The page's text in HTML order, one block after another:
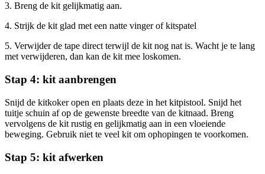
3. Breng de kit gelijkmatig aan.
4. Strijk de kit glad met een natte vinger of kitspatel
5. Verwijder de tape direct terwijl de kit nog nat is. Wacht je te lang
met verwijderen, dan kan de kit mee loskomen.
Stap 4: kit aanbrengen
Snijd de kitkoker open en plaats deze in het kitpistool. Snijd het
tuitje schuin af op de gewenste breedte van de kitnaad. Breng
vervolgens de kit rustig en gelijkmatig aan in een vloeiende
beweging. Gebruik niet te veel kit om ophopingen te voorkomen.
Stap 5: kit afwerken